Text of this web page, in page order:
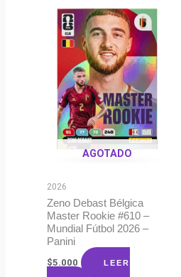
AGOTADO
2026
Zeno Debast Bélgica
Master Rookie #610 –
Mundial Fútbol 2026 –
Panini
$5.000 LEER